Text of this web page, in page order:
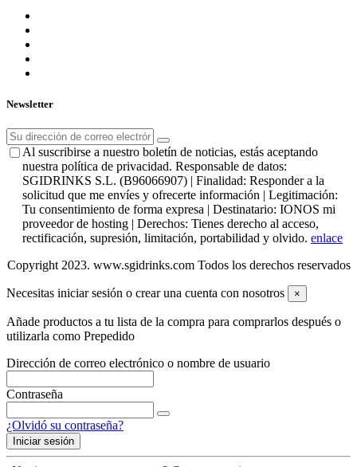
Newsletter
Al suscribirse a nuestro boletín de noticias, estás aceptando
nuestra política de privacidad. Responsable de datos:
SGIDRINKS S.L. (B96066907) | Finalidad: Responder a la
solicitud que me envíes y ofrecerte información | Legitimación:
Tu consentimiento de forma expresa | Destinatario: IONOS mi
proveedor de hosting | Derechos: Tienes derecho al acceso,
rectificación, supresión, limitación, portabilidad y olvido. enlace
Copyright 2023. www.sgidrinks.com Todos los derechos reservados
Necesitas iniciar sesión o crear una cuenta con nosotros ×
Añade productos a tu lista de la compra para comprarlos después o
utilizarla como Prepedido
Dirección de correo electrónico o nombre de usuario
Contraseña
¿Olvidó su contraseña?
Iniciar sesión